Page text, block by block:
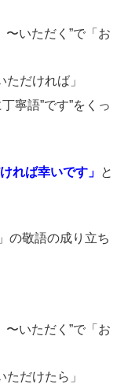
〜いただく”で「お
だければ」
寧語”です”をくっ
れば幸いです」 と
の敬語の成り立ち
〜いただく”で「お
だけたら」